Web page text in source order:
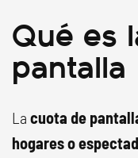
Qué es
pantalla
La cuota de
hogares o